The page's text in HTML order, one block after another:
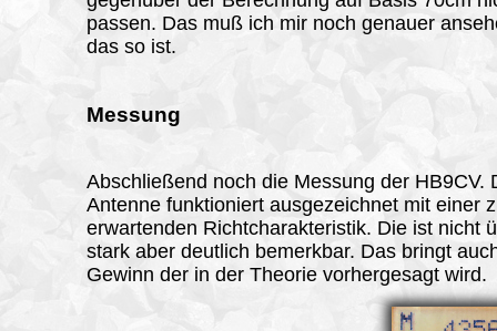
passen. Das muß ich mir noch genauer
das so ist.
Messung
Abschließend noch die Messung der HB9CV.
Antenne funktioniert ausgezeichnet mit einer
erwartenden Richtcharakteristik. Die ist nicht
stark aber deutlich bemerkbar. Das bringt
Gewinn der in der Theorie vorhergesagt wird.